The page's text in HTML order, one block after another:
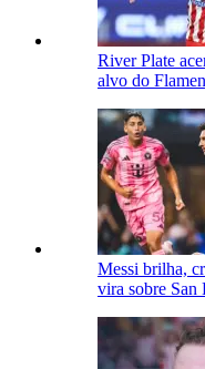
River Plate
alvo do
Messi brilha,
vira sobre San